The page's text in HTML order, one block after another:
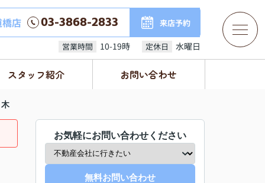
店 03-3868-2833 来店予約
営業時間 10-19時 定休日 水曜日
スタッフ紹介 お問い合わせ
お気軽にお問い合わせください
無料お問い合わせ